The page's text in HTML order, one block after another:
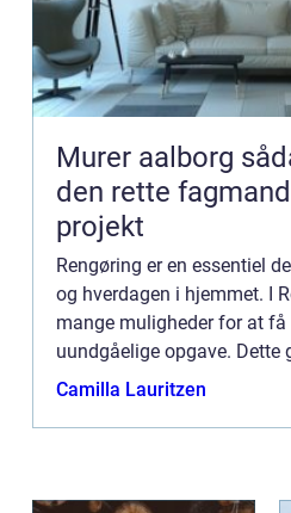
Murer aalborg sådan vælger du
den rette
projekt
Rengøring er en essentiel
og hverdagen i hjemmet. I
mange muligheder for at
uundgåelige opgave. Dette
privatpersoner og
Camilla Lauritzen